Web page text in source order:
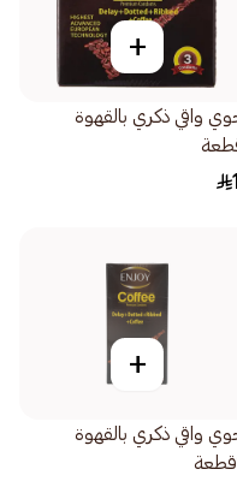
+
واقي ذكري بالقهوة
+
واقي ذكري بالقهوة